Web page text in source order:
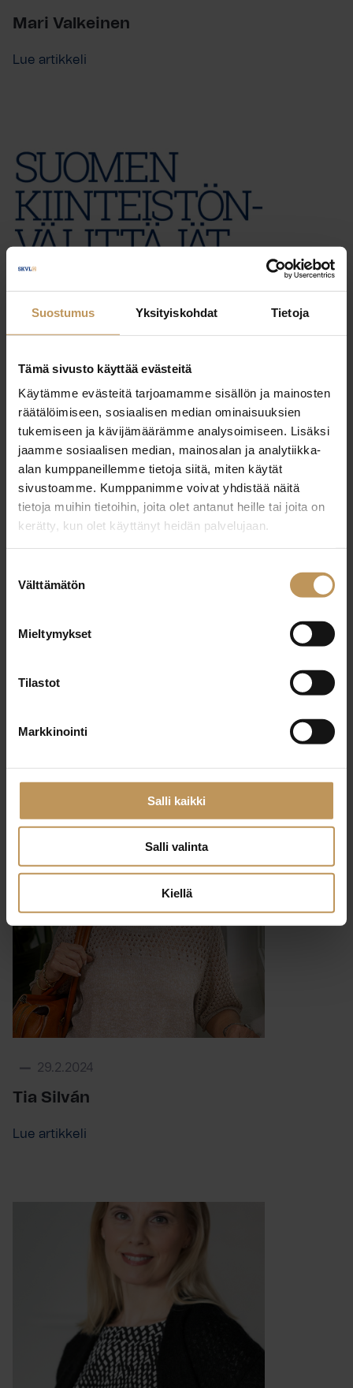
Suostumus Yksityiskohdat Tietoja
Tämä sivusto käyttää evästeitä
Käytämme evästeitä tarjoamamme sisällön ja mainosten
räätälöimiseen, sosiaalisen median ominaisuuksien
tukemiseen ja kävijämäärämme analysoimiseen. Lisäksi
jaamme sosiaalisen median, mainosalan ja analytiikka-
alan kumppaneillemme tietoja siitä, miten käytät
sivustoamme. Kumppanimme voivat yhdistää näitä
tietoja muihin tietoihin, joita olet antanut heille tai joita on
kerätty, kun olet käyttänyt heidän palvelujaan.
valinta
Välttämätön
Mieltymykset
Tilastot
Markkinointi
Salli kaikki
Salli valinta
Kiellä
Mari Valkeinen
Lue artikkeli
Lue artikkeli
Linda Sjöberg
29.2.2024
Tia Silván
Lue artikkeli